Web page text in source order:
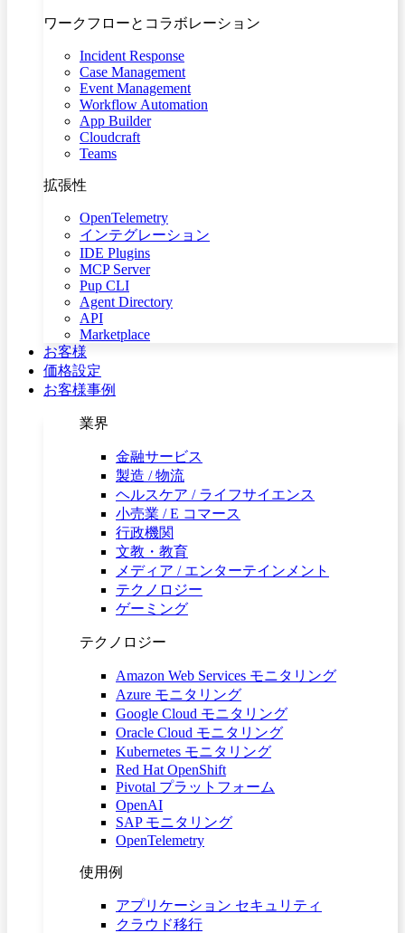
ワークフローとコラボレーション
Incident Response
Case Management
Event Management
Workflow Automation
App Builder
Cloudcraft
Teams
拡張性
OpenTelemetry
インテグレーション
IDE Plugins
MCP Server
Pup CLI
Agent Directory
API
Marketplace
お客様
価格設定
お客様事例
業界
金融サービス
製造 / 物流
ヘルスケア / ライフサイエンス
小売業 / E コマース
行政機関
文教・教育
メディア / エンターテインメント
テクノロジー
ゲーミング
テクノロジー
Amazon Web Services モニタリング
Azure モニタリング
Google Cloud モニタリング
Oracle Cloud モニタリング
Kubernetes モニタリング
Red Hat OpenShift
Pivotal プラットフォーム
OpenAI
SAP モニタリング
OpenTelemetry
使用例
アプリケーション セキュリティ
クラウド移行